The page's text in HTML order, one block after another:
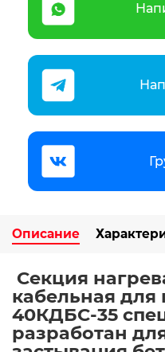
Описание
Секция
кабельная для
40КДБС-35
разработан